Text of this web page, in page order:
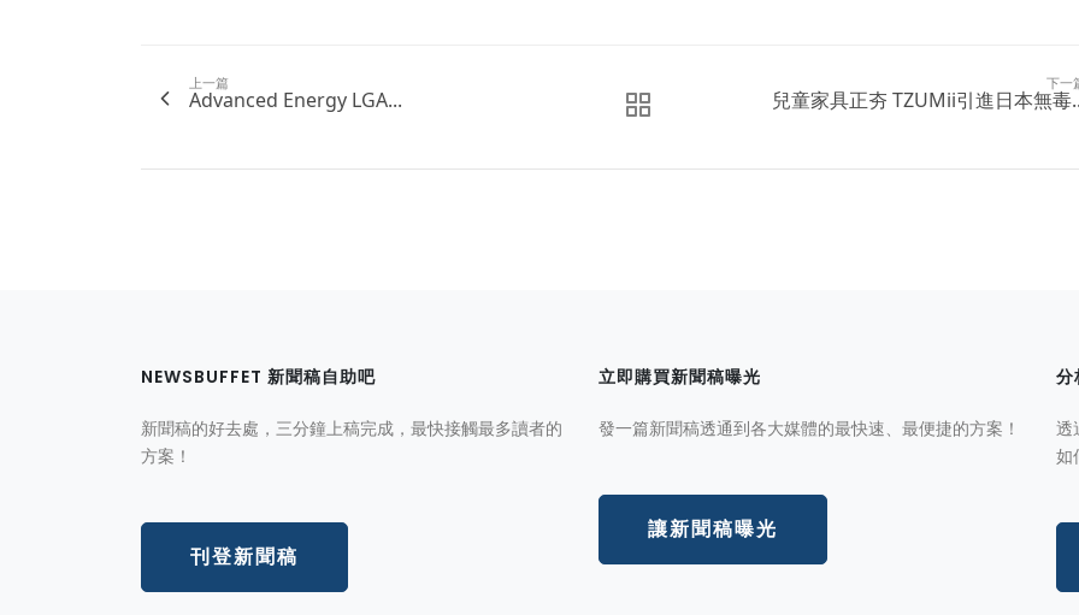
上一篇
Advanced Energy LGA...
下一
兒童家具正夯 TZUMii引進日本無毒
NEWSBUFFET 新聞稿自助吧
新聞稿的好去處，三分鐘上稿完成，最快接觸最多讀者的
方案！
刊登新聞稿
立即購買新聞稿曝光
發一篇新聞稿透通到各大媒體的最快速、最便捷的方案！
讓新聞稿曝光
分
透
如